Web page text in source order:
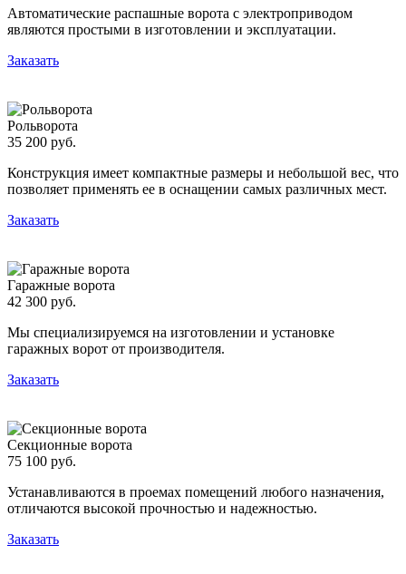
Автоматические распашные ворота с электроприводом
являются простыми в изготовлении и эксплуатации.
Заказать
Рольворота
35 200 руб.
Конструкция имеет компактные размеры и небольшой вес, что
позволяет применять ее в оснащении самых различных мест.
Заказать
Гаражные ворота
42 300 руб.
Мы специализируемся на изготовлении и установке
гаражных ворот от производителя.
Заказать
Секционные ворота
75 100 руб.
Устанавливаются в проемах помещений любого назначения,
отличаются высокой прочностью и надежностью.
Заказать